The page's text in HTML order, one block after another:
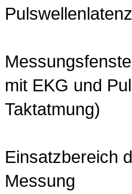
mit EKG und
Taktatmung)
Einsatzbereich
Messung